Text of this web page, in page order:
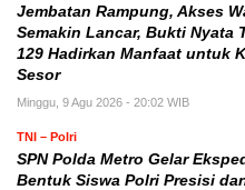
Jembatan Rampung, Akses
Semakin Lancar, Bukti Nyata
129 Hadirkan Manfaat untuk
Sesor
Minggu, 9 Agu 2026 - 20:02 WIB
TNI – Polri
SPN Polda Metro Gelar
Bentuk Siswa Polri Presisi